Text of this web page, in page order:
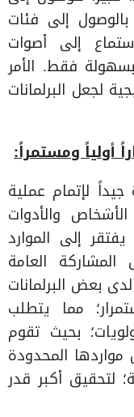
إلى فئات
إلى أصوات
فقط. الأمر
لجعل البرلمانات
أولياً ومستمراً:
لإتمام عملية
والأدوات
إلى الموارد
المشاركة العامة
بعض البرلمانات
مما يتطلب
بحيث تقوم
مواردها المحدودة
لتحقيق أكبر قدر